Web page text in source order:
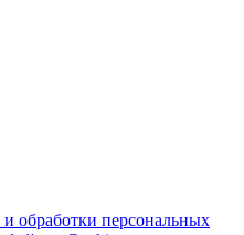
обработки персональных